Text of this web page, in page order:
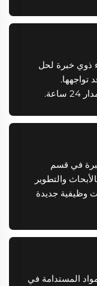
ذوي خبرة لحل
تواجهها.
الخبرة في قسم
والتطوير
وظيفية جديدة
المستدامة في